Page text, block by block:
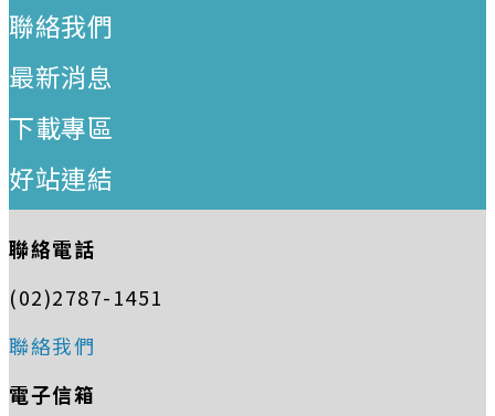
聯絡我們
最新消息
下載專區
好站連結
聯絡電話
(02)2787-1451
聯絡我們
電子信箱